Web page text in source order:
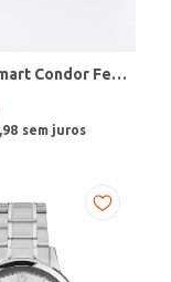
Relógio Smart Condor Feminino ROSE
98